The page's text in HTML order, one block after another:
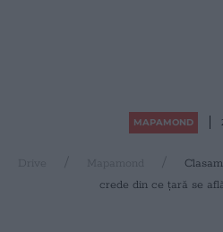
MAPAMOND
Drive Mapamond
crede din ce țară se